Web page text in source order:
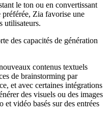
le ton ou en convertissant
préférée, Zia favorise une
utilisateurs.
des capacités de génération
contenus textuels
de brainstorming par
et avec certaines intégrations
des visuels ou des images
vidéo basés sur des entrées